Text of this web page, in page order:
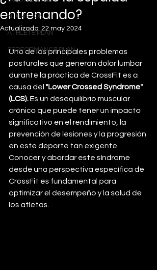
NUTRICION
ATHLETE PLAN
PERFORMANCE PLAN
entrenando?
Actualizado: 22 may 2024
Uno de los principales problemas
posturales que generan dolor lumbar
durante la práctica de CrossFit es a
causa del "Lower Crossed Syndrome"
(LCS). Es un desequilibrio muscular
crónico que puede tener un impacto
significativo en el rendimiento, la
prevención de lesiones y la progresión
en este deporte tan exigente.
Conocer y abordar este síndrome
desde una perspectiva específica de
CrossFit es fundamental para
optimizar el desempeño y la salud de
los atletas.